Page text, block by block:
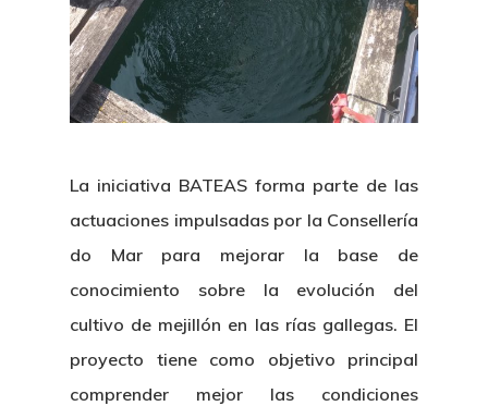
La iniciativa BATEAS forma parte de las
actuaciones impulsadas por la Consellería
do Mar para mejorar la base de
conocimiento sobre la evolución del
cultivo de mejillón en las rías gallegas. El
proyecto tiene como objetivo principal
comprender mejor las condiciones